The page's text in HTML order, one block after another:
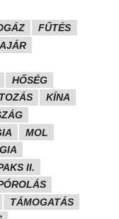
FŰTÉS
HŐSÉG
KÍNA
MOL
II.
TÁMOGATÁS